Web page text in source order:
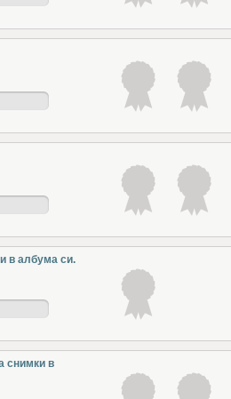
в албума си.
снимки в